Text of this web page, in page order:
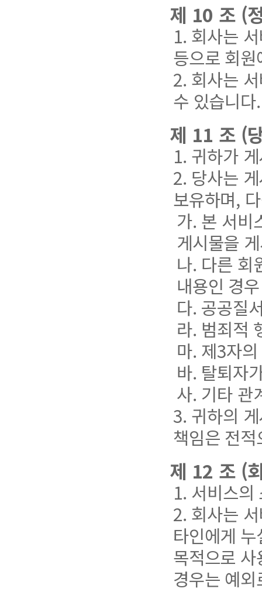
제 10 조 (
1. 회사는
등으로 회
2. 회사는
수 있습니다.
제 11 조 (
1. 귀하가
2. 당사는
보유하며,
가. 본 서비
게시물을
나. 다른 회
내용인 경우
다. 공공질
라. 범죄적
마. 제3자
바. 탈퇴자
사. 기타 관
3. 귀하의
책임은 전
제 12 조 (
1. 서비스의
2. 회사는
타인에게
목적으로
경우는 예